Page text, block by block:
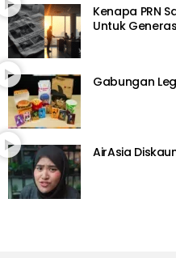
Kenapa PRN
Untuk
Gabungan
AirAsia